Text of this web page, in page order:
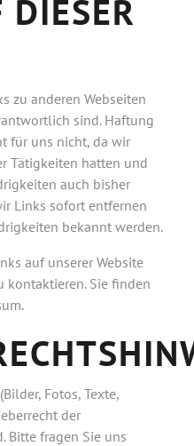
zu anderen Webseiten
sind. Haftung
für uns nicht, da wir
Tätigkeiten hatten und
auch bisher
Links sofort entfernen
bekannt werden.
auf unserer Website
kontaktieren. Sie finden
Fotos, Texte,
der
Bitte fragen Sie uns